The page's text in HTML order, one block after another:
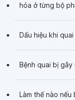
hóa ở từng bộ
Dấu hiệu khi
Bệnh quai bị
Làm thế nào